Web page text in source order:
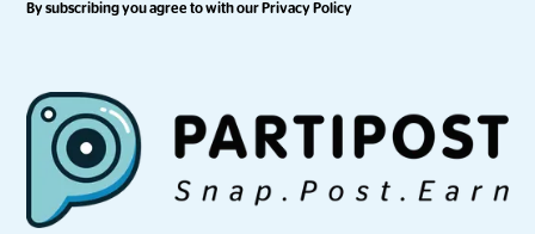
By subscribing you agree to with ourPrivacy Policy